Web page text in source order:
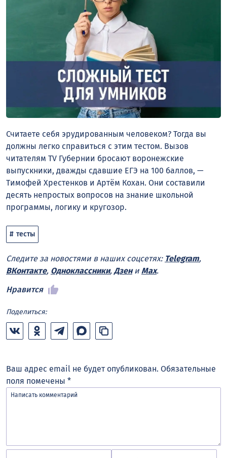
Считаете себя эрудированным человеком? Тогда вы
должны легко справиться с этим тестом. Вызов
читателям TV Губернии бросают воронежские
выпускники, дважды сдавшие ЕГЭ на 100 баллов, —
Тимофей Хрестенков и Артём Кохан. Они составили
десять непростых вопросов на знание школьной
программы, логику и кругозор.
тесты
Следите за новостями в наших соцсетях: Telegram,
ВКонтакте, Одноклассники, Дзени Max.
Нравится
Поделиться:
Ваш адрес email не будет опубликован. Обязательные
поля помечены *